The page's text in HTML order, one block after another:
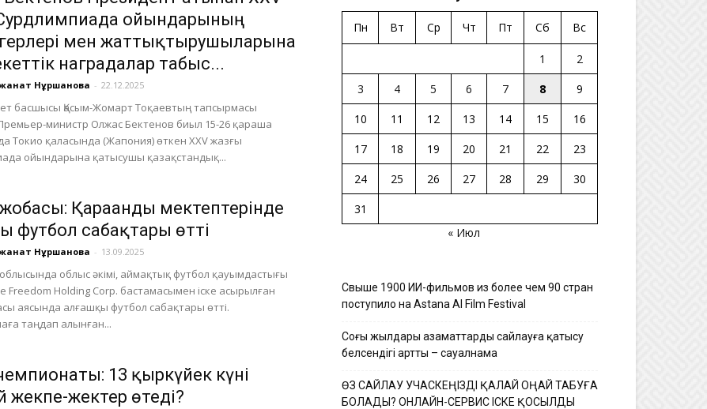
ойындарының
мен жаттықтырушыларына
наградалар табыс...
Нұршанова - 22.12.2025
басшысы Қасым-Жомарт Тоқаевтың тапсырмасы
министр Олжас Бектенов биыл 15-26 қараша
Токио қаласында (Жапония) өткен XXV жазғы
ойындарына қатысушы қазақстандық...
Қарағанды мектептерінде
футбол сабақтары өтті
Нұршанова - 13.09.2025
облыс әкімі, аймақтық футбол қауымдастығы
Freedom Holding Corp. бастамасымен іске асырылған
аясында алғашқы футбол сабақтары өтті.
таңдап алынған...
13 қыркүйек күні
жекпе-жектер өтеді?
Пн Вт Ср Чт Пт Сб Вс
1
2
3
4 5 6 7 8
9
10
11 12 13 14 15
16
17
18 19 20 21 22
23
24
25 26 27 28 29
30
31
« Июл
Свыше 1900 ИИ-фильмов из более чем 90 стран
поступило на Astana AI Film Festival
Соңғы жылдары азаматтардың сайлауға қатысу
белсендігі артты – сауалнама
ӨЗ САЙЛАУ УЧАСКЕҢІЗДІ ҚАЛАЙ ОҢАЙ ТАБУҒА
БОЛАДЫ? ОНЛАЙН-СЕРВИС ІСКЕ ҚОСЫЛДЫ